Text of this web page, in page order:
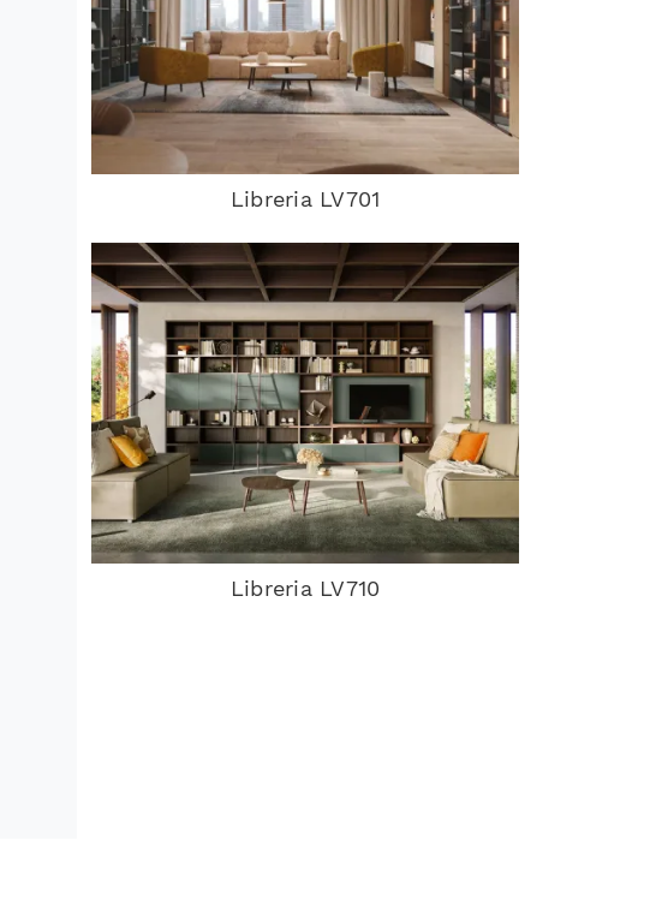
Libreria LV701
Libreria LV710